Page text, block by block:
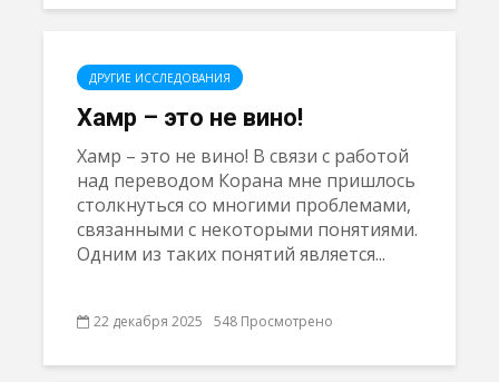
ДРУГИЕ ИССЛЕДОВАНИЯ
Хамр – это не вино!
Хамр – это не вино! В связи с работой
над переводом Корана мне пришлось
столкнуться со многими проблемами,
связанными с некоторыми понятиями.
Одним из таких понятий является...
22 декабря 2025 548 Просмотрено